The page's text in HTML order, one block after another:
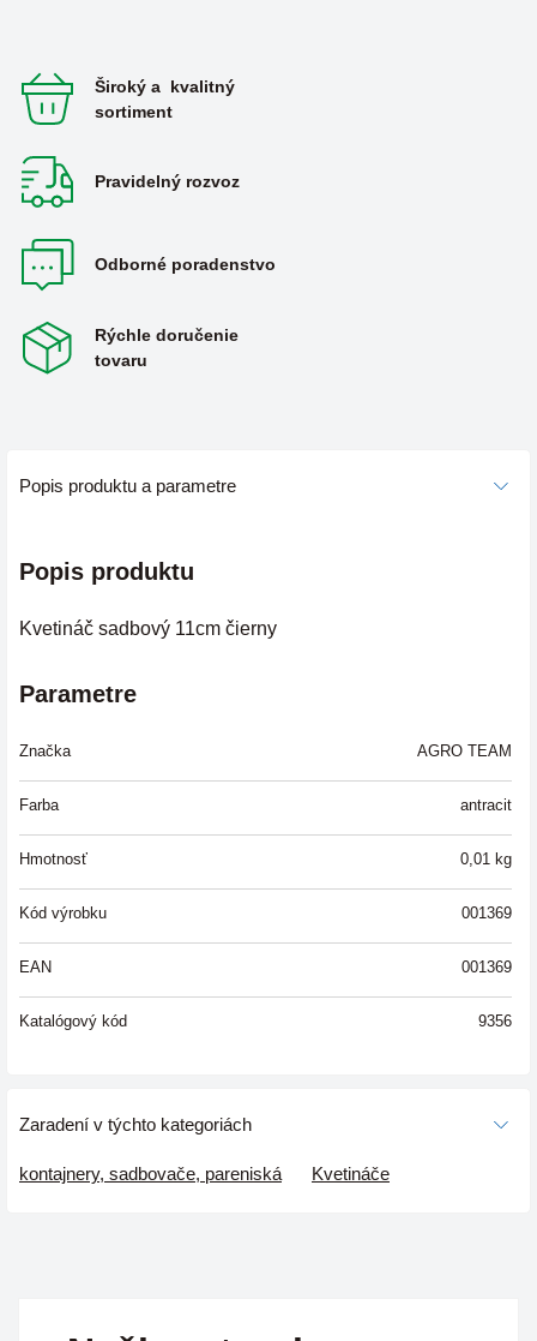
Široký a kvalitný
sortiment
Pravidelný rozvoz
Odborné poradenstvo
Rýchle doručenie
tovaru
Popis produktu a parametre
Popis produktu
Kvetináč sadbový 11cm čierny
Parametre
Značka AGRO TEAM
Farba antracit
Hmotnosť 0,01 kg
Kód výrobku 001369
EAN 001369
Katalógový kód 9356
Zaradení v týchto kategoriách
kontajnery, sadbovače, pareniská Kvetináče